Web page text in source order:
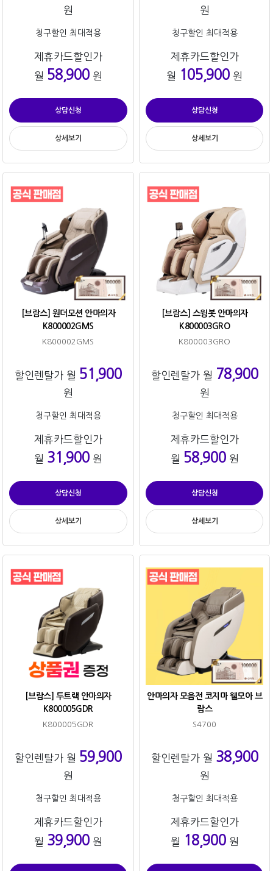
원
청구할인 최대적용
제휴카드할인가
월 58,900원
상담신청
상세보기
원
청구할인 최대적용
제휴카드할인가
월 105,900 원
상담신청
상세보기
[브람스] 원더모션 안마의자
K800002GMS
K800002GMS
할인렌탈가 월 51,900
원
청구할인 최대적용
제휴카드할인가
월 31,900원
상담신청
상세보기
[브람스] 스윙봇 안마의자
K800003GRO
K800003GRO
할인렌탈가 월 78,900
원
청구할인 최대적용
제휴카드할인가
월 58,900원
상담신청
상세보기
[브람스] 투트랙 안마의자
K800005GDR
K800005GDR
할인렌탈가 월 59,900
원
청구할인 최대적용
제휴카드할인가
월 39,900원
안마의자 모음전 코지마 웰모아 브
람스
S4700
할인렌탈가 월 38,900
원
청구할인 최대적용
제휴카드할인가
월 18,900원